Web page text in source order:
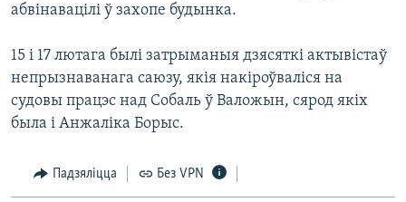
абвінавацілі ў захопе будынка.
15 і 17 лютага былі затрыманыя дзясяткі актывістаў
непрызнаванага саюзу, якія накіроўваліся на
судовы працэс над Собаль ў Валожын, сярод якіх
была і Анжаліка Борыс.
Падзяліцца Без VPN